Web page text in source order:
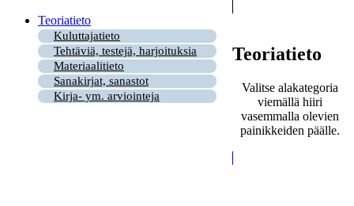
Teoriatieto
Kuluttajatieto
Tehtäviä, testejä, harjoituksia
Materiaalitieto
Sanakirjat, sanastot
Kirja- ym. arviointeja
Teoriatieto
Valitse alakategoria
viemällä hiiri
vasemmalla olevien
painikkeiden päälle.